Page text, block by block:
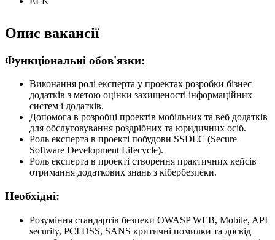
Опис вакансії
Функціональні обов'язки:
Виконання ролі експерта у проектах розробки бізнес
додатків з метою оцінки захищеності інформаційних
систем і додатків.
Допомога в розробці проектів мобільних та веб додатків
для обслуговування роздрібних та юридичних осіб.
Роль експерта в проекті побудови SSDLC (Secure
Software Development Lifecycle).
Роль експерта в проекті створення практичних кейсів
отримання додаткових знань з кібербезпеки.
Необхідні:
Розуміння стандартів безпеки OWASP WEB, Mobile, API
security, PCI DSS, SANS критичні помилки та досвід